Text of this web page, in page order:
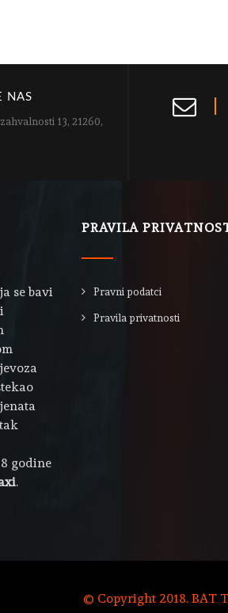
NAS
13, 21260,
se bavi
godine
.
PRAVILA
Pravni podatci
Pravila privatnosti
© Copyright 2018. BAT